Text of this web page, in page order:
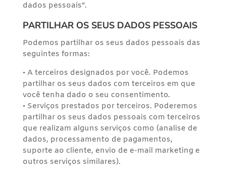
dados pessoais”.
PARTILHAR OS SEUS DADOS PESSOAIS
Podemos partilhar os seus dados pessoais das
seguintes formas:
• A terceiros designados por você. Podemos
partilhar os seus dados com terceiros em que
você tenha dado o seu consentimento.
• Serviços prestados por terceiros. Poderemos
partilhar os seus dados pessoais com terceiros
que realizam alguns serviços como (analise de
dados, processamento de pagamentos,
suporte ao cliente, envio de e-mail marketing e
outros serviços similares).